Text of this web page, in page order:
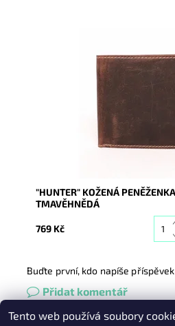
Tmavěhnědá peněženka známé
ve stylu "Hunter" je vyrobena z
ochrannou vrstvou...
9467
HGL (Německo)
2 roky
"HUNTER" KOŽENÁ
TMAVĚHNĚDÁ
769 Kč
Buďte první, kdo napíše
Přidat komentář
Tento web používá soubory